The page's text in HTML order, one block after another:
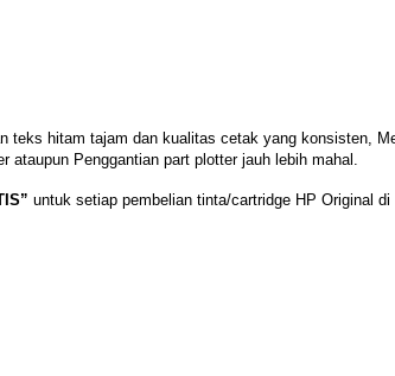
teks hitam tajam dan kualitas cetak yang konsisten,
Penggantian part plotter jauh lebih mahal.
untuk setiap pembelian tinta/cartridge HP Original di